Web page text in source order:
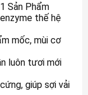
Sản Phẩm
thế hệ
mốc, mùi cơ
luôn tươi mới
giúp sợi vải